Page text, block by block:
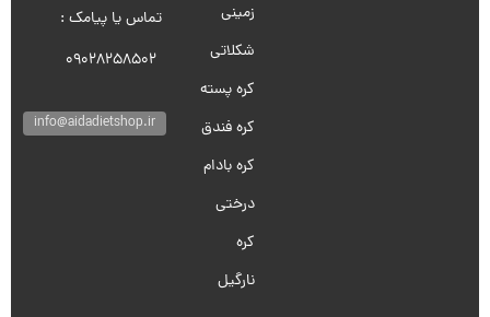
زمینی
شکلاتی
کره پسته
کره فندق
کره بادام
درختی
کره
نارگیل
تماس یا پیامک :
09028258502
info@aidadietshop.ir